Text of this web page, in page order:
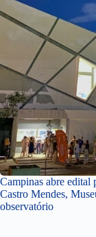
Campinas abre edital
Castro Mendes,
observatório